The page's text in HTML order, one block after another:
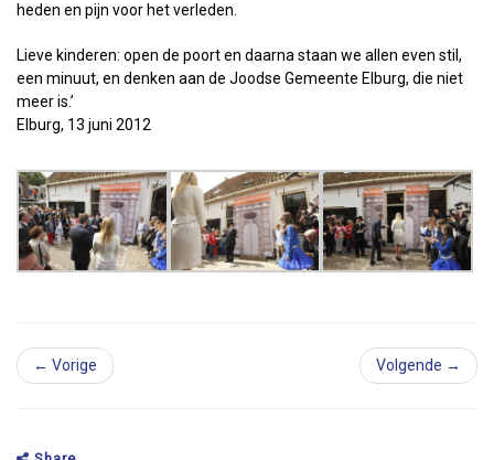
heden en pijn voor het verleden.
Lieve kinderen: open de poort en daarna staan we allen even stil,
een minuut, en denken aan de Joodse Gemeente Elburg, die niet
meer is.’
Elburg, 13 juni 2012
← Vorige Volgende →